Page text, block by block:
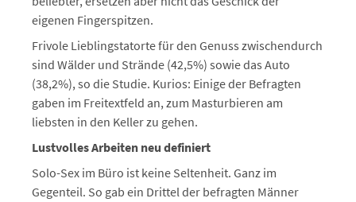
eigenen Fingerspitzen.
Frivole Lieblingstatorte für den Genuss zwischendurch
sind Wälder und Strände (42,5%) sowie das Auto
(38,2%), so die Studie. Kurios: Einige der Befragten
gaben im Freitextfeld an, zum Masturbieren am
liebsten in den Keller zu gehen.
Lustvolles Arbeiten neu definiert
Solo-Sex im Büro ist keine Seltenheit. Ganz im
Gegenteil. So gab ein Drittel der befragten Männer